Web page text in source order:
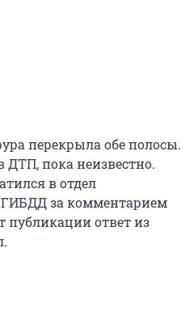
перекрыла обе полосы.
ДТП, пока неизвестно.
в отдел
за комментарием
публикации ответ из